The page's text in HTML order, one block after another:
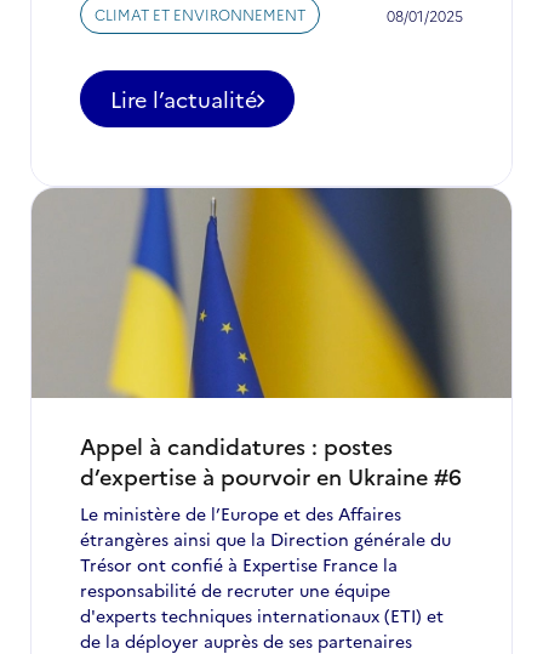
CLIMAT ET ENVIRONNEMENT
08/01/2025
Lire l’actualité
-
Campagne
recrutement
2025
dispositif
«
Experts
techniques
internationaux
»
Appel à candidatures : postes
d’expertise à pourvoir en Ukraine #6
Le ministère de l’Europe et des Affaires
étrangères ainsi que la Direction générale du
Trésor ont confié à Expertise France la
responsabilité de recruter une équipe
d'experts techniques internationaux (ETI) et
de la déployer auprès de ses partenaires